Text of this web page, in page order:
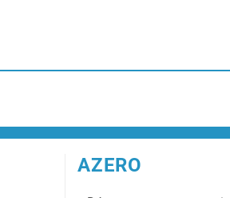
AZERO